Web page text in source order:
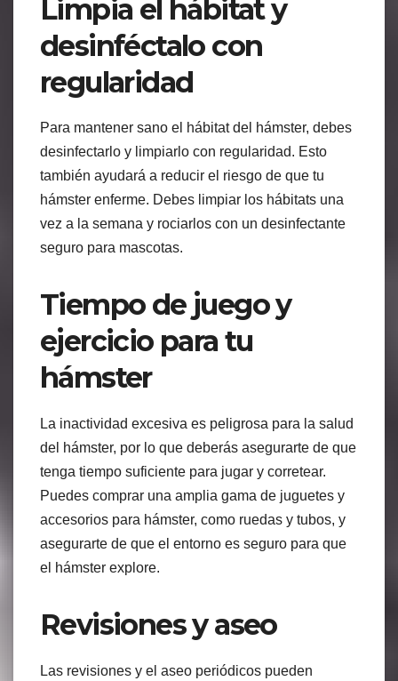
Limpia el hábitat y
desinféctalo con
regularidad
Para mantener sano el hábitat del hámster, debes
desinfectarlo y limpiarlo con regularidad. Esto
también ayudará a reducir el riesgo de que tu
hámster enferme. Debes limpiar los hábitats una
vez a la semana y rociarlos con un desinfectante
seguro para mascotas.
Tiempo de juego y
ejercicio para tu
hámster
La inactividad excesiva es peligrosa para la salud
del hámster, por lo que deberás asegurarte de que
tenga tiempo suficiente para jugar y corretear.
Puedes comprar una amplia gama de juguetes y
accesorios para hámster, como ruedas y tubos, y
asegurarte de que el entorno es seguro para que
el hámster explore.
Revisiones y aseo
Las revisiones y el aseo periódicos pueden